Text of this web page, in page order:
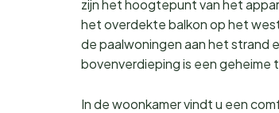
zijn het hoogtepunt van het
het overdekte balkon op het
de paalwoningen aan het strand
bovenverdieping is een geheime
In de woonkamer vindt u een